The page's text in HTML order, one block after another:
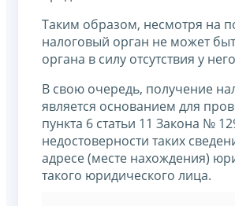
Таким образом, несмотря на
налоговый орган не может
органа в силу отсутствия у
В свою очередь, получение
является основанием для
пункта 6 статьи 11 Закона №
недостоверности таких
адресе (месте нахождения)
такого юридического лица.